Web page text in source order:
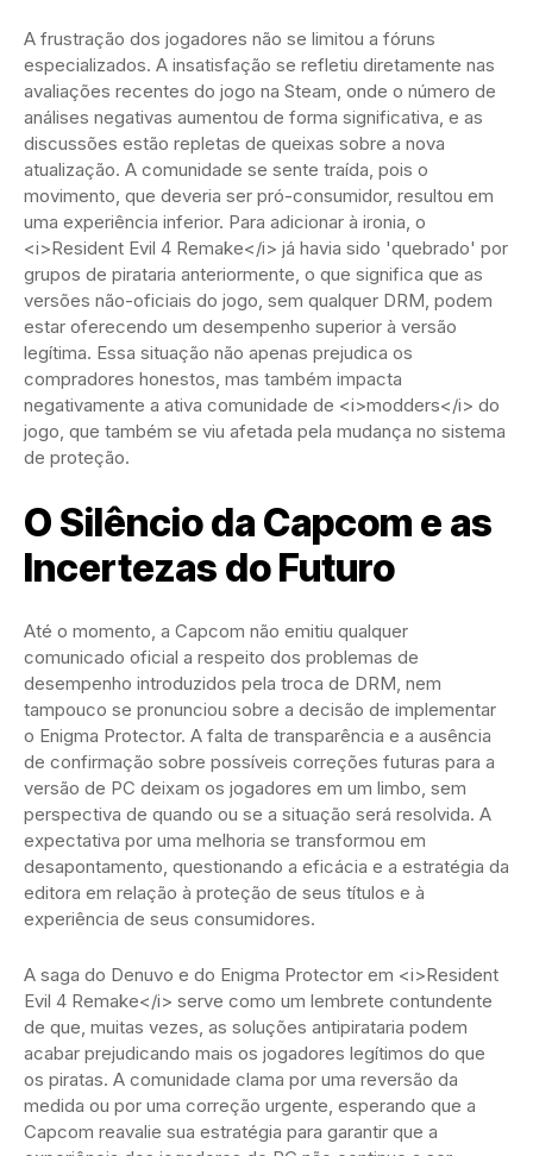
A frustração dos jogadores não se limitou a fóruns
especializados. A insatisfação se refletiu diretamente nas
avaliações recentes do jogo na Steam, onde o número de
análises negativas aumentou de forma significativa, e as
discussões estão repletas de queixas sobre a nova
atualização. A comunidade se sente traída, pois o
movimento, que deveria ser pró-consumidor, resultou em
uma experiência inferior. Para adicionar à ironia, o
<i>Resident Evil 4 Remake</i> já havia sido 'quebrado' por
grupos de pirataria anteriormente, o que significa que as
versões não-oficiais do jogo, sem qualquer DRM, podem
estar oferecendo um desempenho superior à versão
legítima. Essa situação não apenas prejudica os
compradores honestos, mas também impacta
negativamente a ativa comunidade de <i>modders</i> do
jogo, que também se viu afetada pela mudança no sistema
de proteção.
O Silêncio da Capcom e as
Incertezas do Futuro
Até o momento, a Capcom não emitiu qualquer
comunicado oficial a respeito dos problemas de
desempenho introduzidos pela troca de DRM, nem
tampouco se pronunciou sobre a decisão de implementar
o Enigma Protector. A falta de transparência e a ausência
de confirmação sobre possíveis correções futuras para a
versão de PC deixam os jogadores em um limbo, sem
perspectiva de quando ou se a situação será resolvida. A
expectativa por uma melhoria se transformou em
desapontamento, questionando a eficácia e a estratégia da
editora em relação à proteção de seus títulos e à
experiência de seus consumidores.
A saga do Denuvo e do Enigma Protector em <i>Resident
Evil 4 Remake</i> serve como um lembrete contundente
de que, muitas vezes, as soluções antipirataria podem
acabar prejudicando mais os jogadores legítimos do que
os piratas. A comunidade clama por uma reversão da
medida ou por uma correção urgente, esperando que a
Capcom reavalie sua estratégia para garantir que a